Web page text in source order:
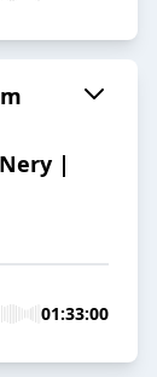
|
01:33:00